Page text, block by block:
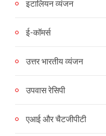
इटालियन व्यंजन
ई-कॉमर्स
उत्तर भारतीय व्यंजन
उपवास रेसिपी
एआई और चैटजीपीटी